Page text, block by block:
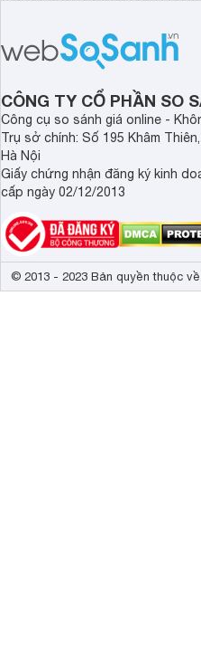
CÔNG TY CỔ PHẦN SO
Công cụ so sánh giá online -
Trụ sở chính: Số 195 Khâm
Hà Nội
Giấy chứng nhận đăng ký kinh
cấp ngày 02/12/2013
© 2013 - 2023 Bản quyền thuộc